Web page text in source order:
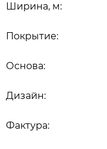
Ширина, м:
Дизайн:
Основа:
Покрытие:
Фактура: